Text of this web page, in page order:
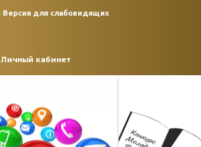
Версия для слабовидящих
Личный кабинет